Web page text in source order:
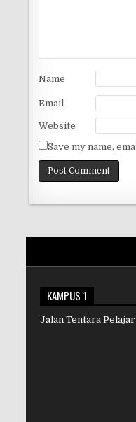
oName
Email
Website
Save my name,
KAMPUS 1
Jalan Tentara